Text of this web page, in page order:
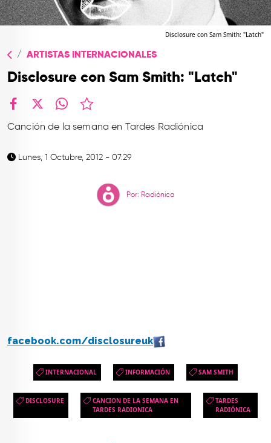
TOP
CONTACTO
Disclosure con Sam Smith: "Latch"
ARTISTAS INTERNACIONALES
Disclosure con Sam Smith: "Latch"
Canción de la semana en Tardes Radiónica
Lunes, 1 Octubre, 2012 - 07:29
Por: Radiónica
facebook.com/disclosureuk
INTERNACIONAL INFORMACIÓN SAM SMITH
DISCLOSURE
CANCION DE LA SEMANA EN
TARDES RADIONICA
TARDES
RADIÓNICA